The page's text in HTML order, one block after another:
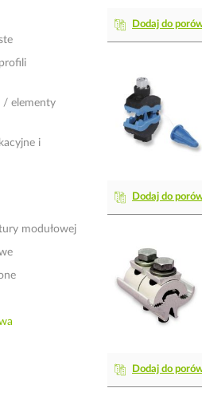
Dodaj do
Dodaj do
Dodaj do
/ elementy
i
modułowej